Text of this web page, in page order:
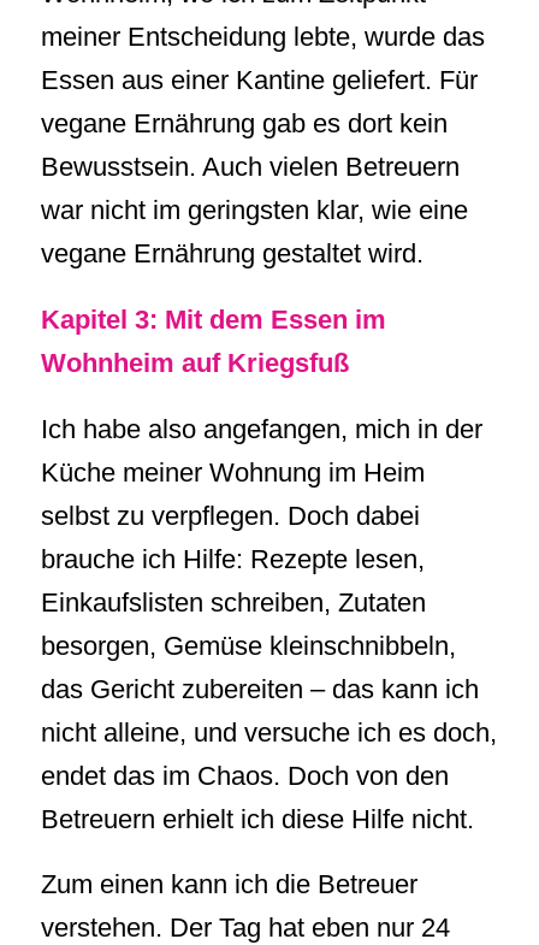
meiner Entscheidung lebte, wurde das
Essen aus einer Kantine geliefert. Für
vegane Ernährung gab es dort kein
Bewusstsein. Auch vielen Betreuern
war nicht im geringsten klar, wie eine
vegane Ernährung gestaltet wird.
Kapitel 3: Mit dem Essen im
Wohnheim auf Kriegsfuß
Ich habe also angefangen, mich in der
Küche meiner Wohnung im Heim
selbst zu verpflegen. Doch dabei
brauche ich Hilfe: Rezepte lesen,
Einkaufslisten schreiben, Zutaten
besorgen, Gemüse kleinschnibbeln,
das Gericht zubereiten – das kann ich
nicht alleine, und versuche ich es doch,
endet das im Chaos. Doch von den
Betreuern erhielt ich diese Hilfe nicht.
Zum einen kann ich die Betreuer
verstehen. Der Tag hat eben nur 24